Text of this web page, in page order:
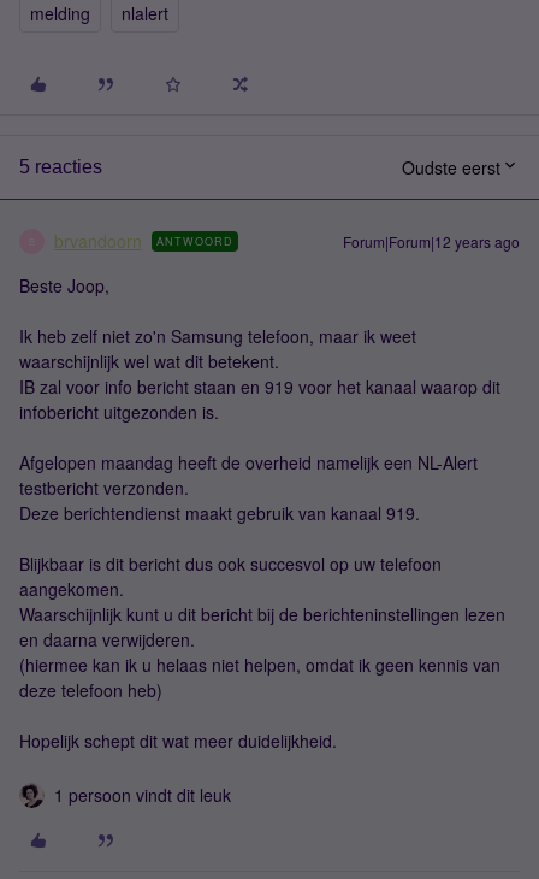
melding nlalert
5 reacties Oudste eerst
brvandoorn ANTWOORD Forum|Forum|12 years ago
Beste Joop,
Ik heb zelf niet zo'n Samsung telefoon, maar ik weet
waarschijnlijk wel wat dit betekent.
IB zal voor info bericht staan en 919 voor het kanaal waarop dit
infobericht uitgezonden is.
Afgelopen maandag heeft de overheid namelijk een NL-Alert
testbericht verzonden.
Deze berichtendienst maakt gebruik van kanaal 919.
Blijkbaar is dit bericht dus ook succesvol op uw telefoon
aangekomen.
Waarschijnlijk kunt u dit bericht bij de berichteninstellingen lezen
en daarna verwijderen.
(hiermee kan ik u helaas niet helpen, omdat ik geen kennis van
deze telefoon heb)
Hopelijk schept dit wat meer duidelijkheid.
1 persoon vindt dit leuk